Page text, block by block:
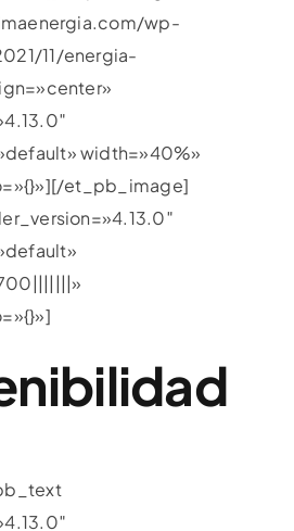
wp-
11/energia-
width=»40%»
et_pb_image]